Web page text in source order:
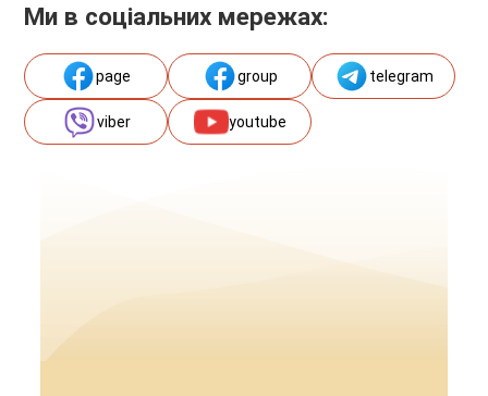
Ми в соціальних мережах:
page group telegram
viber youtube